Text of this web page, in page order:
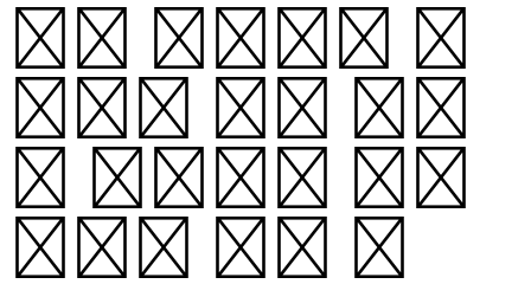
징을 결정하는 요
인에는 진화 과정
과 반지름, 자전
주기, 고유 운